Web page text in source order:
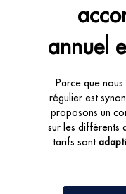
annuel
Parce que nous
régulier est
proposons un
sur les différents
tarifs sont